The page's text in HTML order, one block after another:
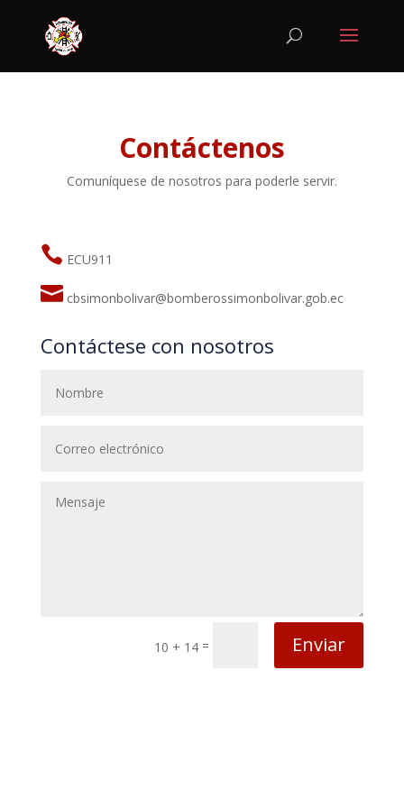
Contáctenos
Comuníquese de nosotros para poderle servir.
 ECU911
cbsimonbolivar@bomberossimonbolivar.gob.ec
Contáctese con nosotros
10 + 14 = Enviar